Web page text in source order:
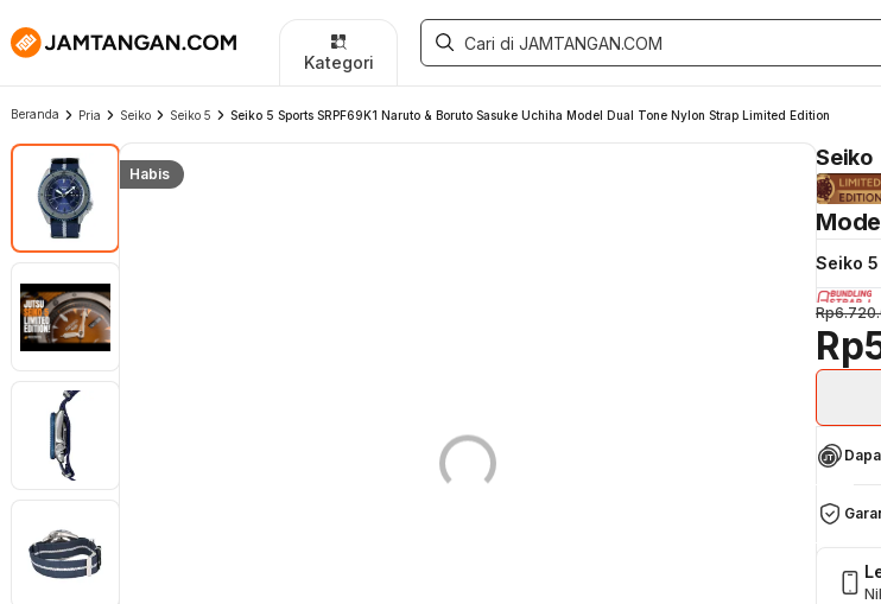
Kategori
Beranda Pria Seiko Seiko 5 Seiko 5 Sports SRPF69K1 Naruto & Boruto Sasuke Uchiha Model Dual Tone Nylon Strap Limited Edition
Habis
Seiko
Seiko 5